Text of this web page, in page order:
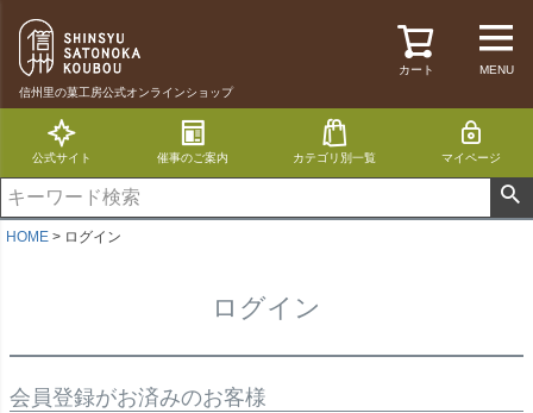
信州里の菓工房公式オンラインショップ
カート MENU
公式サイト 催事のご案内 カテゴリ別一覧 マイページ
HOME ログイン
ログイン
会員登録がお済みのお客様